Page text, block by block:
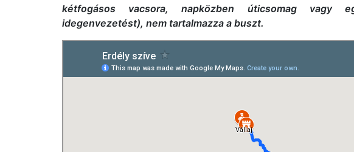
kétfogásos vacsora, napközben úticsomag vagy
idegenvezetést), nem tartalmazza a buszt.